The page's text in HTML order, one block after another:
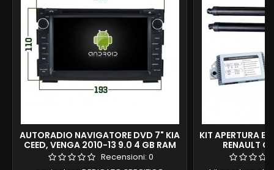
AUTORADIO NAVIGATORE DVD 7" KIA
CEED, VENGA 2010-13 9.0 4 GB RAM
32 GB ROMRecensioni: 0
KIT APERTURA
RENAULT